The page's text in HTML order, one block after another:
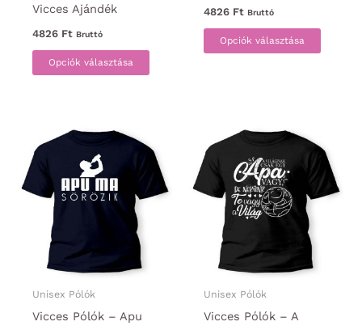
Vicces Ajándék
4826 Ft Bruttó
Opciók választása
Ennek
a
variációja
van.
A
termékoldalon
választhatók
4826 Ft Bruttó
Opciók választása
Ennek
a
van.
A
Unisex Pólók
Vicces Pólók – Apu
Unisex Pólók
Vicces Pólók – A